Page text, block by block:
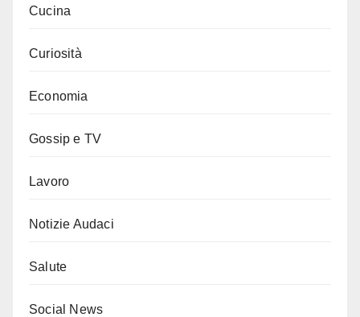
Cucina
Curiosità
Economia
Gossip e TV
Lavoro
Notizie Audaci
Salute
Social News